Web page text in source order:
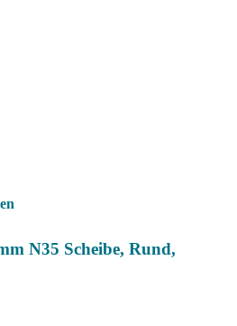
N35 Scheibe, Rund,